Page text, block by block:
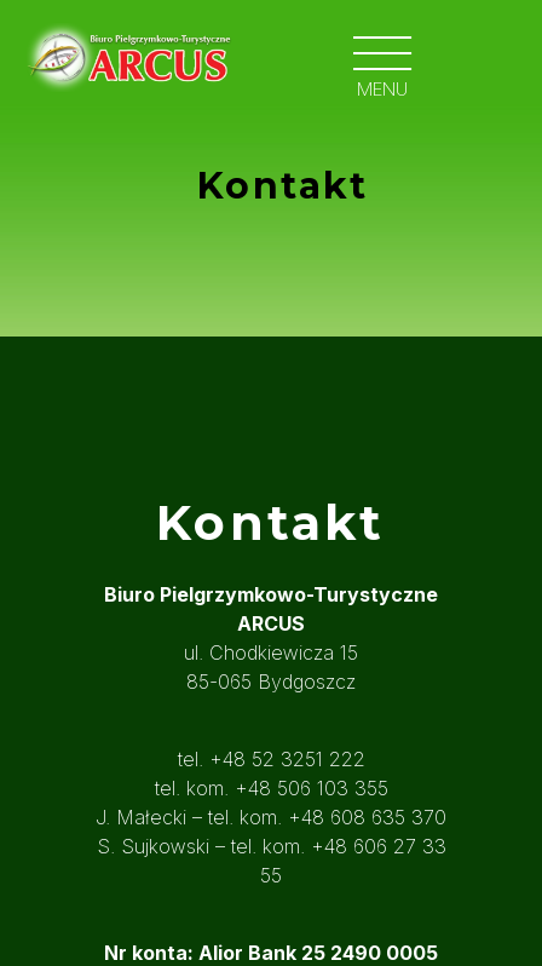
MENU
Kontakt
Kontakt
Biuro Pielgrzymkowo-Turystyczne
ARCUS
ul. Chodkiewicza 15
85-065 Bydgoszcz
tel. +48 52 3251 222
tel. kom. +48 506 103 355
J. Małecki – tel. kom. +48 608 635 370
S. Sujkowski – tel. kom. +48 606 27 33
55
Nr konta: Alior Bank 25 2490 0005